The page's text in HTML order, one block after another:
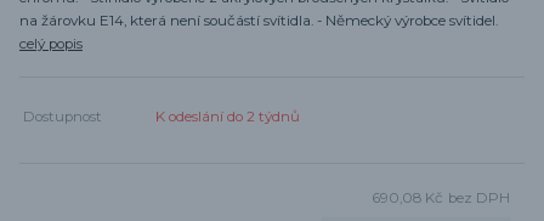
na žárovku E14, která není součástí svítidla. - Německý výrobce svítidel.
celý popis
Dostupnost K odeslání do 2 týdnů
690,08 Kč bez DPH